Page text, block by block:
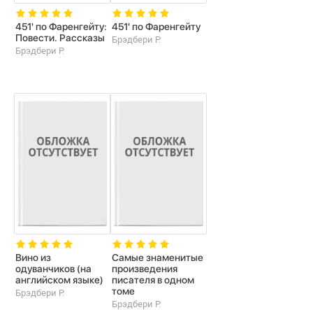
451' по Фаренгейту:
Повести. Рассказы
Брэдбери Р.
451' по Фаренгейту
Брэдбери Р.
Вино из
одуванчиков (на
английском языке)
Брэдбери Р.
Самые знаменитые
произведения
писателя в одном
томе
Брэдбери Р.